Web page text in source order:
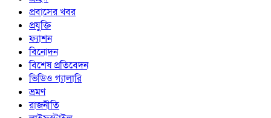
প্রবাসের খবর
প্রযুক্তি
ফ্যাশন
বিনোদন
বিশেষ প্রতিবেদন
ভিডিও গ্যালারি
ভ্রমণ
রাজনীতি